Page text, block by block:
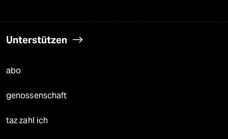
Unterstützen
abo
genossenschaft
taz zahl ich